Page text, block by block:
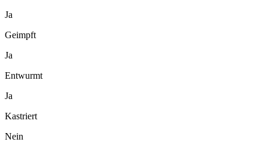
Ja
Geimpft
Ja
Entwurmt
Ja
Kastriert
Nein